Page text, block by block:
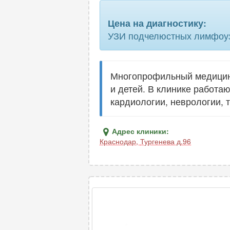
плечевого сплетения
подчелюстных лимфоузлов
позвоночника
предстательной железы
селезенки
Цена на диагностику:
УЗИ подчелюстных
Многопрофильный
и детей. В клинике
кардиологии, неврологии,
Адрес клиники:
Краснодар, Тургенева д.96